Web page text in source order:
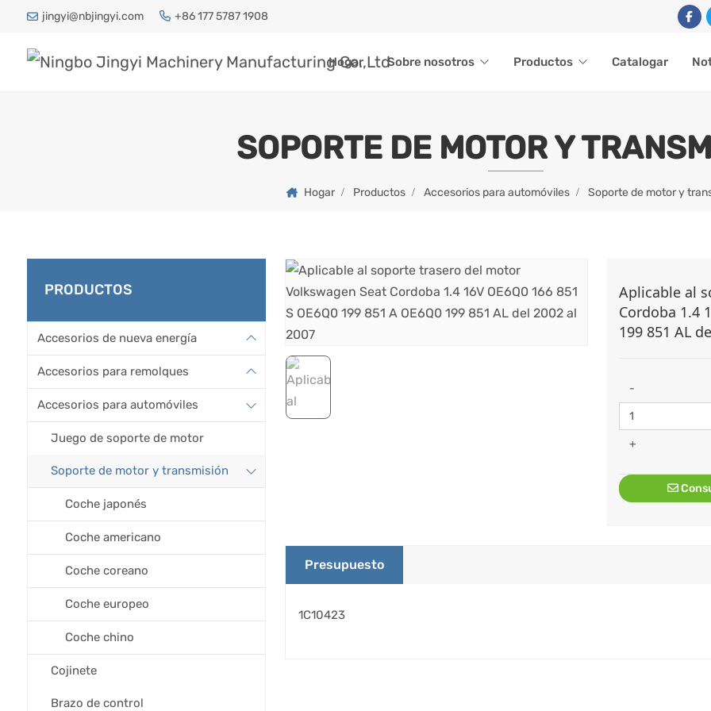
jingyi@nbjingyi.com +86 177 5787 1908
Hogar Sobre nosotros Productos Catalogar
SOPORTE DE MOTOR Y
Hogar Productos Accesorios para automóviles Soporte de motor y
Aplicable al
Cordoba 1.4
199 851 AL
-
+
Presupuesto
1C10423
PRODUCTOS
Accesorios de nueva energía
Accesorios para remolques
Accesorios para automóviles
Juego de soporte de motor
Soporte de motor y transmisión
Coche japonés
Coche americano
Coche coreano
Coche europeo
Coche chino
Cojinete
Brazo de control